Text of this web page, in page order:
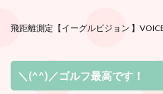
飛距離測定 【イーグルビジョン 】
＼(^^)／ゴルフ最高です！